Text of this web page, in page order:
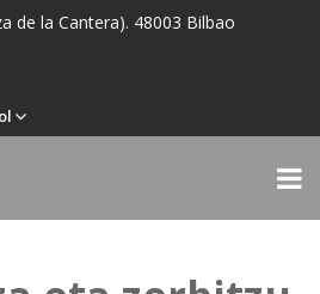
de la Cantera). 48003 Bilbao